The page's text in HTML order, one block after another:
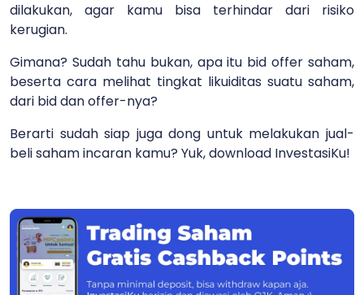
dilakukan, agar kamu bisa terhindar dari risiko
kerugian.
Gimana? Sudah tahu bukan, apa itu bid offer saham,
beserta cara melihat tingkat likuiditas suatu saham,
dari bid dan offer-nya?
Berarti sudah siap juga dong untuk melakukan jual-
beli saham incaran kamu? Yuk, download InvestasiKu!